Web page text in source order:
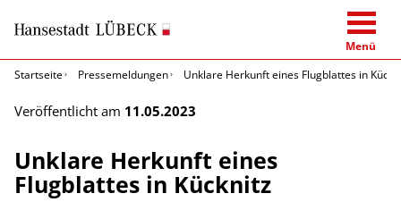
Menü
Startseite
Pressemeldungen Unklare Herkunft eines Flugblattes in
Veröffentlicht am 11.05.2023
Unklare Herkunft eines
Flugblattes in Kücknitz